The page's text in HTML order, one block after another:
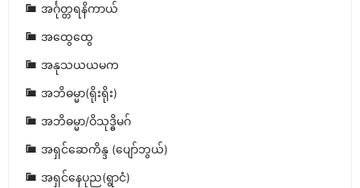
အင်္ဂုတ္တရနိကာယ်
အထွေထွေ
အနုသယယမက
အဘိဓမ္မာ(ရိုးရိုး)
အဘိဓမ္မာ/ဝိသုဒ္ဓိမဂ်
အရှင်ဆေကိန္ဒ (ပျော်ဘွယ်)
အရှင်နေပုည(ရွာငံ)